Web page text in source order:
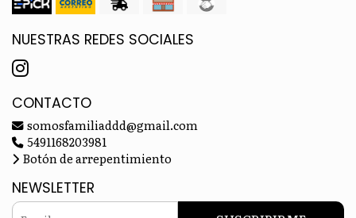
NUESTRAS REDES SOCIALES
CONTACTO
somosfamiliaddd@gmail.com
5491168203981
Botón de arrepentimiento
NEWSLETTER